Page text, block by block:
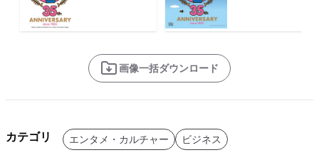
画像一括ダウンロード
カテゴリ エンタメ・カルチャー ビジネス